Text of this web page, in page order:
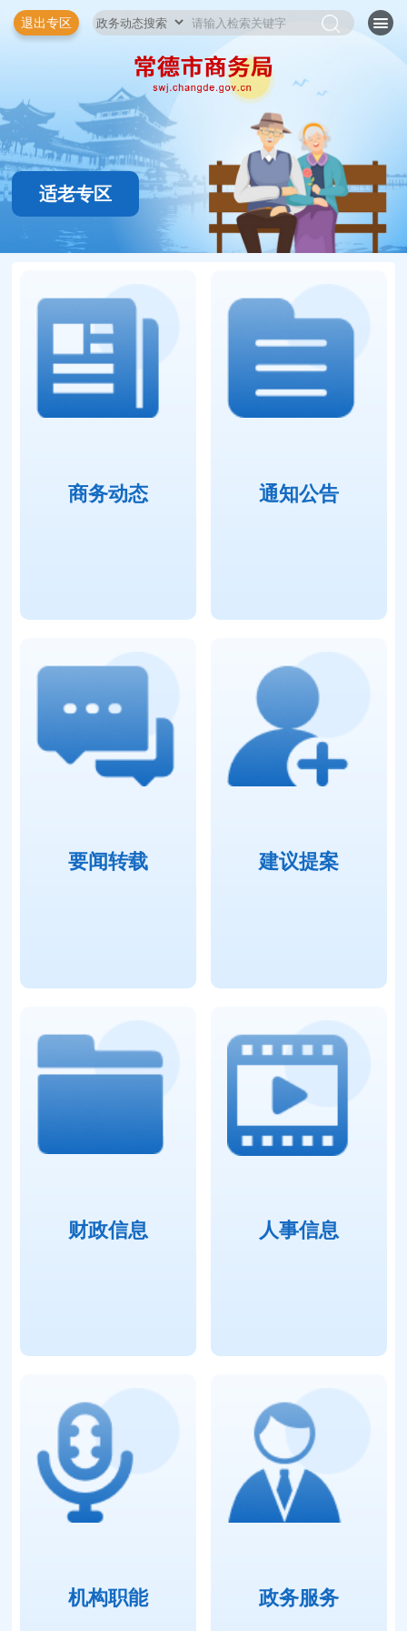
退出专区
适老专区
商务动态 通知公告
要闻转载 建议提案
财政信息 人事信息
机构职能 政务服务